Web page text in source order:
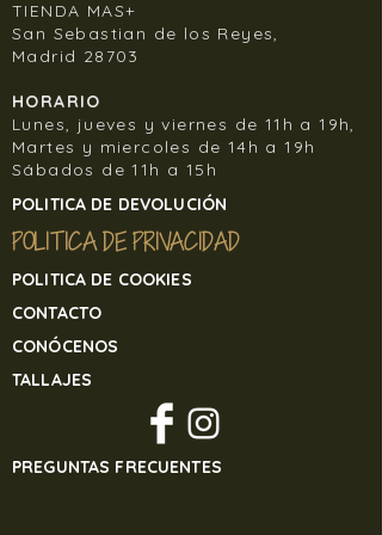
articulos tendran que ser articulos
comprados en la web, no en tienda.
devolver la mercancía a Banjul Sisters
sin contactar previamente con
nosotros, de lo contrario, Banjul Sisters
no se hará responsable de la
mercancía recibida, si el cliente la
devuelve por sus propios medios, y sin
previo aviso.
Para devolver cualquier artículo de
enbanjulsisters@gmail.com
TIENDA MAS+
San Sebastian de los Reyes,
Madrid 28703
HORARIO
Lunes, jueves y viernes de 11h a 19h,
Martes y miercoles de 14h a 19h
Sábados de 11h a 15h
POLITICA DE DEVOLUCIÓN
POLITICA DE PRIVACIDAD
POLITICA DE COOKIES
CONTACTO
CONÓCENOS
TALLAJES
PREGUNTAS FRECUENTES